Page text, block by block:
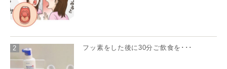
2 フッ素をした後に30分ご飲食を･･･